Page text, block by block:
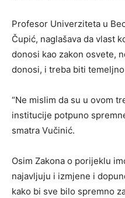
Profesor Univerziteta u
Čupić, naglašava da vlast
donosi kao zakon osvete,
donosi, i treba biti
“Ne mislim da su u ovom
institucije potpuno
smatra Vučinić.
Osim Zakona o porijeklu
najavljuju i izmjene i
kako bi sve bilo spremno